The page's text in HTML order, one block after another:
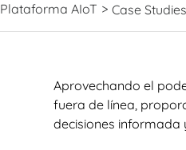
Plataforma AIoT > Case Studies
Aprovechando el
fuera de línea,
decisiones